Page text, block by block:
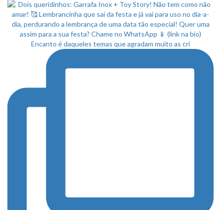
Encanto é daqueles temas que agradam muito as cri